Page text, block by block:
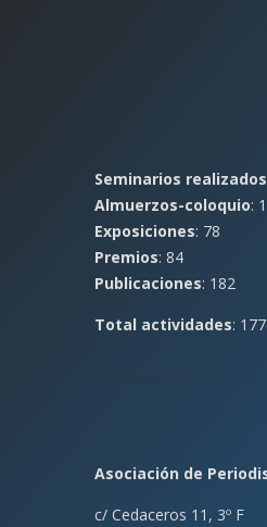
Seminarios realizados
Almuerzos-coloquio:
Exposiciones: 78
Premios: 84
Publicaciones: 182
Total actividades:
Asociación de
c/ Cedaceros 11, 3º F